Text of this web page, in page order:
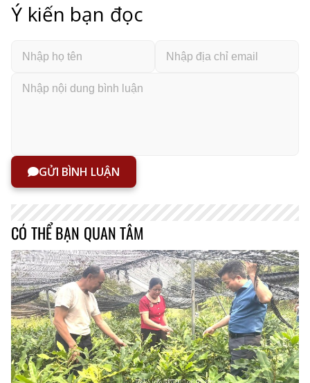
Ý kiến bạn đọc
GỬI BÌNH LUẬN
CÓ THỂ BẠN QUAN TÂM